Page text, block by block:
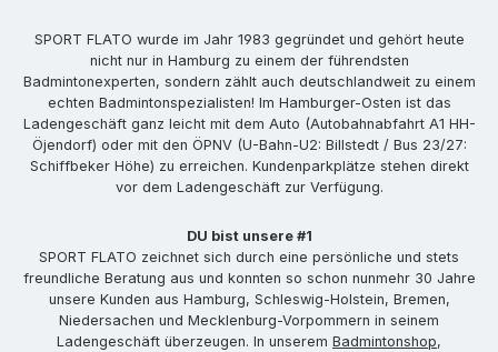
SPORT FLATO wurde im Jahr 1983 gegründet und gehört heute
nicht nur in Hamburg zu einem der führendsten
Badmintonexperten, sondern zählt auch deutschlandweit zu einem
echten Badmintonspezialisten! Im Hamburger-Osten ist das
Ladengeschäft ganz leicht mit dem Auto (Autobahnabfahrt A1 HH-
Öjendorf) oder mit den ÖPNV (U-Bahn-U2: Billstedt / Bus 23/27:
Schiffbeker Höhe) zu erreichen. Kundenparkplätze stehen direkt
vor dem Ladengeschäft zur Verfügung.
DU bist unsere #1
SPORT FLATO zeichnet sich durch eine persönliche und stets
freundliche Beratung aus und konnten so schon nunmehr 30 Jahre
unsere Kunden aus Hamburg, Schleswig-Holstein, Bremen,
Niedersachen und Mecklenburg-Vorpommern in seinem
Ladengeschäft überzeugen. In unserem Badmintonshop,